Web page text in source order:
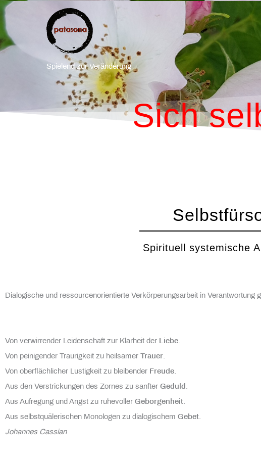
Spielend zur Veränderung
Sich
Spirituell systemische
Dialogische und ressourcenorientierte Verkörperungsarbeit in
Von verwirrender Leidenschaft zur Klarheit der Liebe.
Von peinigender Traurigkeit zu heilsamer Trauer.
Von oberflächlicher Lustigkeit zu bleibender Freude.
Aus den Verstrickungen des Zornes zu sanfter Geduld .
Aus Aufregung und Angst zu ruhevoller Geborgenheit.
Aus selbstquälerischen Monologen zu dialogischem Gebet.
Johannes Cassian